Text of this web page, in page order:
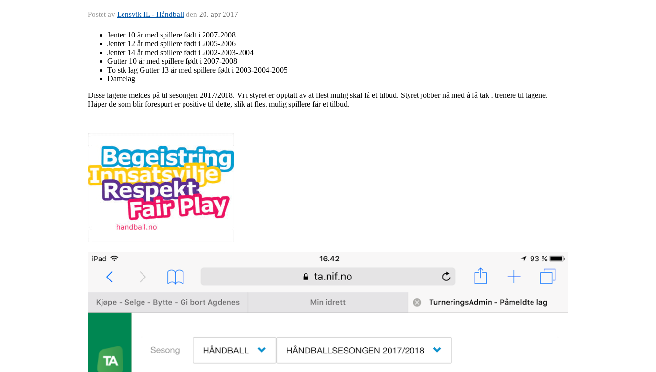
Postet av Lensvik IL - Håndball den 20. apr 2017
Jenter 10 år med spillere født i 2007-2008
Jenter 12 år med spillere født i 2005-2006
Jenter 14 år med spillere født i 2002-2003-2004
Gutter 10 år med spillere født i 2007-2008
To stk lag Gutter 13 år med spillere født i 2003-2004-2005
Damelag
Disse lagene meldes på til sesongen 2017/2018. Vi i styret er opptatt av at flest mulig skal få et tilbud. Styret jobber nå med å få tak i trenere til lagene.
Håper de som blir forespurt er positive til dette, slik at flest mulig spillere får et tilbud.